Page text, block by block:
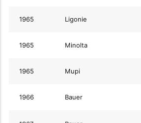
1965 Ligonie
1965 Minolta
1965 Mupi
1966 Bauer